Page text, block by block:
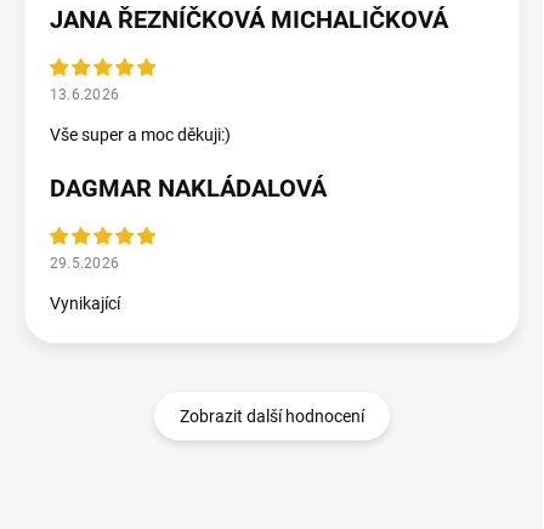
JANA ŘEZNÍČKOVÁ MICHALIČKOVÁ
13.6.2026
Vše super a moc děkuji:)
DAGMAR NAKLÁDALOVÁ
29.5.2026
Vynikající
Zobrazit další hodnocení